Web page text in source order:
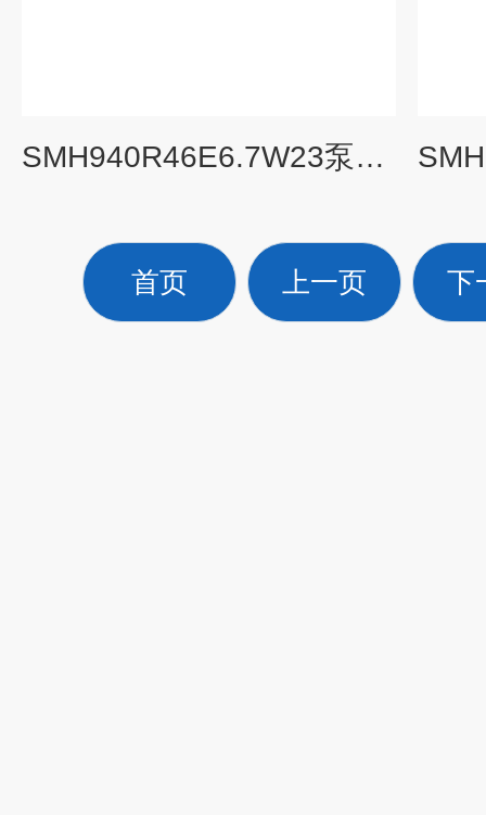
SMH940R46E6.7W23泵黄山市螺杆泵
首页 上一页 下